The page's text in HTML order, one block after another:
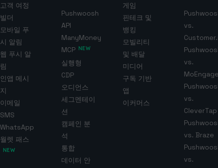
고객 여정
빌더
모바일 푸
시 알림
웹 푸시 알
림
인앱 메시
지
이메일
SMS
WhatsApp
월렛 패스
NEW
Pushwoosh
API
ManyMoney
MCP NEW
실행형
CDP
오디언스
세그멘테이
션
캠페인 분
석
통합
데이터 안
게임
핀테크 및
뱅킹
모빌리티
및 배달
미디어
구독 기반
앱
이커머스
vs.
vs.
vs.
CleverTap
vs. Braze
vs.